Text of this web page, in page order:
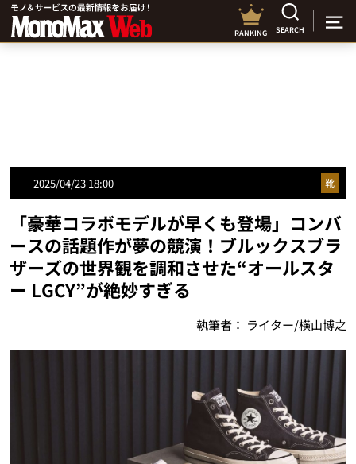
RANKING SEARCH
2025/04/23 18:00 靴
「豪華コラボモデルが早くも登場」コンバ
ースの話題作が夢の競演！ブルックスブラ
ザーズの世界観を調和させた“オールスタ
ー LGCY”が絶妙すぎる
執筆者： ライター/横山博之